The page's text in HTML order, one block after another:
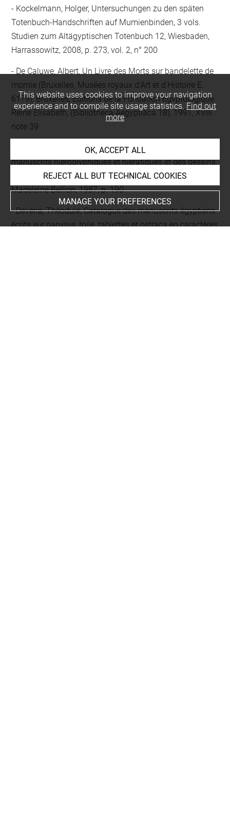
Kockelmann, Holger, Untersuchungen zu den späten
Totenbuch-Handschriften auf Mumienbinden, 3 vols.
Studien zum Altägyptischen Totenbuch 12, Wiesbaden,
Harrassowitz, 2008, p. 273, vol. 2, n° 200
De Caluwe, Albert, Un Livre des Morts sur bandelette de
momie (Bruxelles, Musées royaux d'Art et d'Histoire E.
6179), Bruxelles, Éditions de la Fondation Égyptologique
Reine Élisabeth, (Bibliotheca Aegyptiaca 18), 1991, XVIII
note 39
Bellion, Madeleine, Égypte ancienne: catalogue des
manuscrits hiéroglyphiques et hiératiques et des dessins,
sur papyrus, cuir ou tissu, publies ou signalés, Paris,
Madeleine Bellion, 1987, p. 190
Devéria, Théodule, Catalogue des manuscrits égyptiens
écrits sur papyrus, toile, tablettes et ostraca en caractères
This website uses cookies to improve your navigation
experience and to compile site usage statistics. Find out
more
OK, ACCEPT ALL
REJECT ALL BUT TECHNICAL COOKIES
MANAGE YOUR PREFERENCES